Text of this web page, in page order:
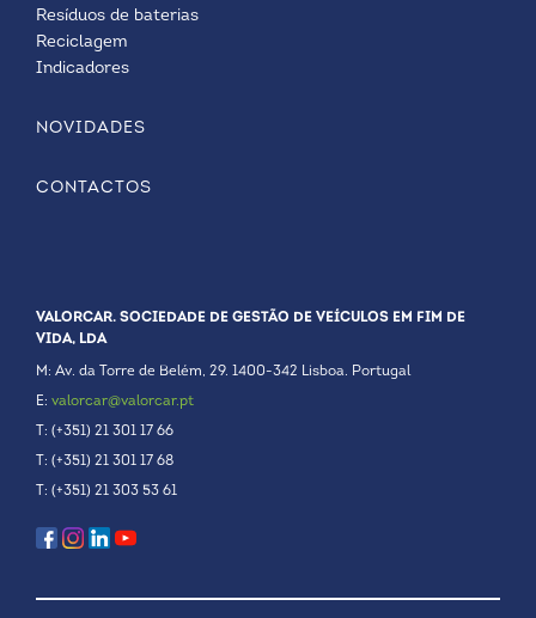
Resíduos de baterias
Reciclagem
Indicadores
NOVIDADES
CONTACTOS
VALORCAR. SOCIEDADE DE GESTÃO DE VEÍCULOS EM FIM DE
VIDA, LDA
M: Av. da Torre de Belém, 29. 1400-342 Lisboa. Portugal
E: valorcar@valorcar.pt
T: (+351) 21 301 17 66
T: (+351) 21 301 17 68
T: (+351) 21 303 53 61